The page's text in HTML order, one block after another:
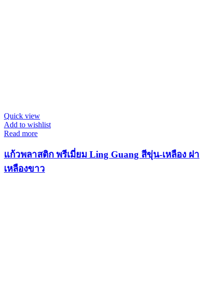
Quick view
Add to wishlist
Read more
แก้วพลาสติก พรีเมี่ยม Ling Guang สีขุ่น-เหลือง ฝา
เหลืองขาว